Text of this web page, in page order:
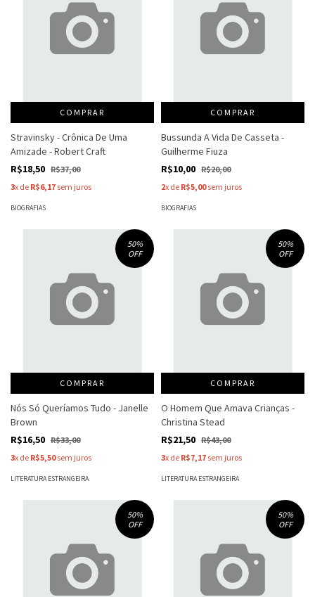
COMPRAR
Stravinsky - Crônica De Uma
Amizade - Robert Craft
R$18,50 R$37,00
3x de R$6,17 sem juros
BIOGRAFIAS
COMPRAR
Bussunda A Vida De Casseta -
Guilherme Fiuza
R$10,00 R$20,00
2x de R$5,00sem juros
BIOGRAFIAS
50%
OFF
COMPRAR
Nós Só Queríamos Tudo - Janelle
Brown
R$16,50 R$33,00
3x de R$5,50sem juros
LITERATURA ESTRANGEIRA
50%
OFF
COMPRAR
O Homem Que Amava Crianças -
Christina Stead
R$21,50 R$43,00
3x de R$7,17 sem juros
LITERATURA ESTRANGEIRA
50%
OFF
50%
OFF